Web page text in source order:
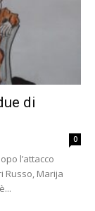
di
0
l’attacco
Russo, Marija